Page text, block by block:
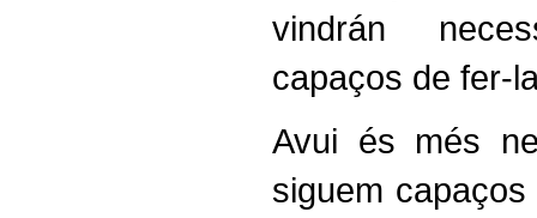
vindrán
capaços de fer-
Avui és més
siguem capaços